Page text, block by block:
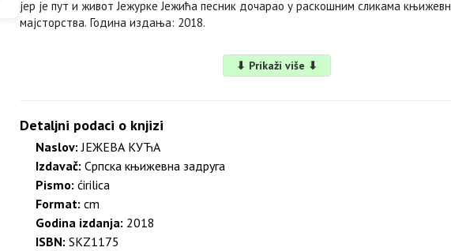
јер је пут и живот Јежурке Јежића песник дочарао у раскошним сликама
мајсторства. Година издања: 2018.
⬇ Prikaži više ⬇
Detaljni podaci o knjizi
Naslov: ЈЕЖЕВА КУЋА
Izdavač: Српска књижевна задруга
Pismo: ćirilica
Format: cm
Godina izdanja: 2018
ISBN: SKZ1175